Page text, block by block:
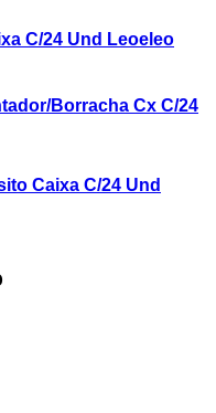
C/24 Und Leoeleo
Borracha Cx C/24
Caixa C/24 Und